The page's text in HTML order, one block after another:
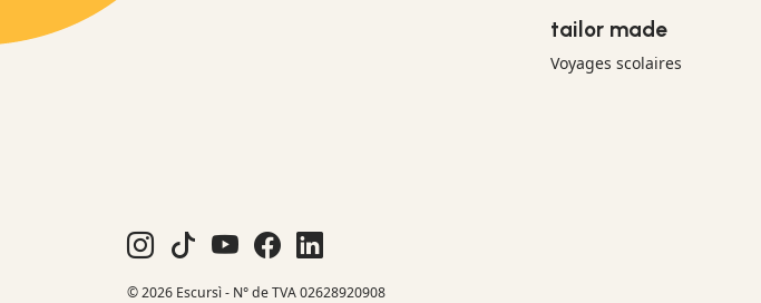
tailor made
Voyages scolaires
© 2026 Escursì - N° de TVA 02628920908